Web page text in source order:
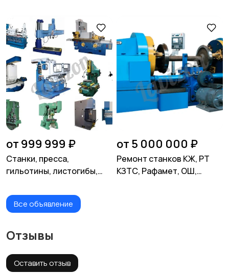
НПК,Ш40,Ш80,Х,АХ,АХЕ,ХЕ,
АХП,ПВН, KRS,Grundfos
от 999 999 ₽
Станки, пресса,
гильотины, листогибы,
молоты
от 5 000 000 ₽
Ремонт станков КЖ, РТ
КЗТС, Рафамет, ОШ,
Все объявление
Отзывы
Оставить отзыв